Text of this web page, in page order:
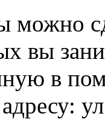
можно
вы
в